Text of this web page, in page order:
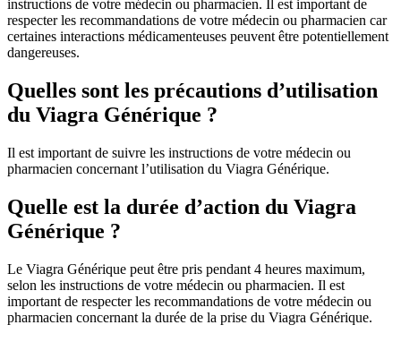
instructions de votre médecin ou pharmacien. Il est important de
respecter les recommandations de votre médecin ou pharmacien car
certaines interactions médicamenteuses peuvent être potentiellement
dangereuses.
Quelles sont les précautions d’utilisation
du Viagra Générique ?
Il est important de suivre les instructions de votre médecin ou
pharmacien concernant l’utilisation du Viagra Générique.
Quelle est la durée d’action du Viagra
Générique ?
Le Viagra Générique peut être pris pendant 4 heures maximum,
selon les instructions de votre médecin ou pharmacien. Il est
important de respecter les recommandations de votre médecin ou
pharmacien concernant la durée de la prise du Viagra Générique.